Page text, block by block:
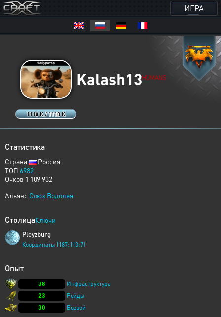
ИГРА
1110 K / 1110 K
Kalash13HUMANS
Статистика
Страна
Россия
ТОП 6982
Очков 1 109 932
Альянс Союз Водолея
СтолицаКлючи
Pleyzburg
Координаты [187:113:7]
Опыт
38
Инфраструктура
23
Рейды
30
Боевой